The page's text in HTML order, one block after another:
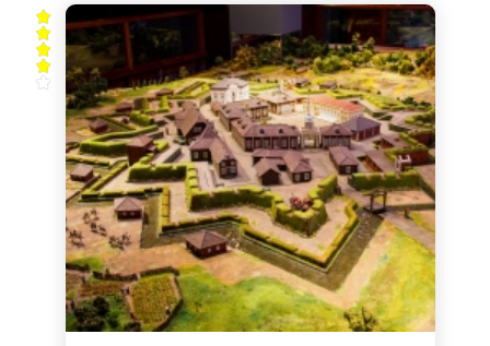




